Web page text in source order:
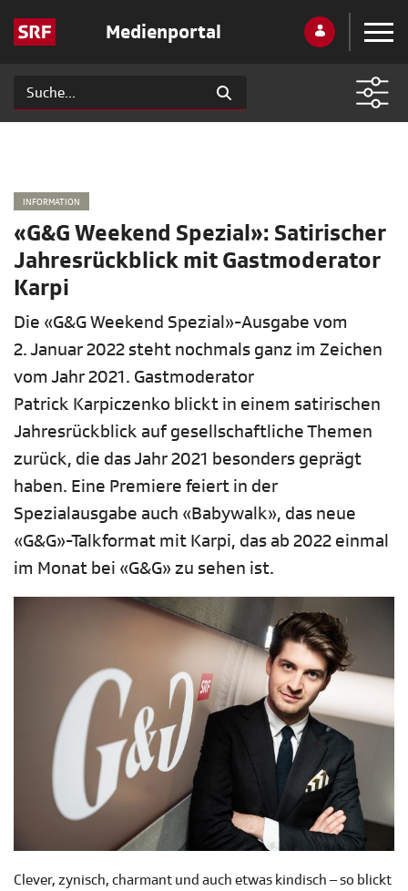
Medienportal
INFORMATION
«G&G Weekend Spezial»: Satirischer
Jahresrückblick mit Gastmoderator
Karpi
Die «G&G Weekend Spezial»-Ausgabe vom
2. Januar 2022 steht nochmals ganz im Zeichen
vom Jahr 2021. Gastmoderator
Patrick Karpiczenko blickt in einem satirischen
Jahresrückblick auf gesellschaftliche Themen
zurück, die das Jahr 2021 besonders geprägt
haben. Eine Premiere feiert in der
Spezialausgabe auch «Babywalk», das neue
«G&G»-Talkformat mit Karpi, das ab 2022 einmal
im Monat bei «G&G» zu sehen ist.
Clever, zynisch, charmant und auch etwas kindisch – so blickt